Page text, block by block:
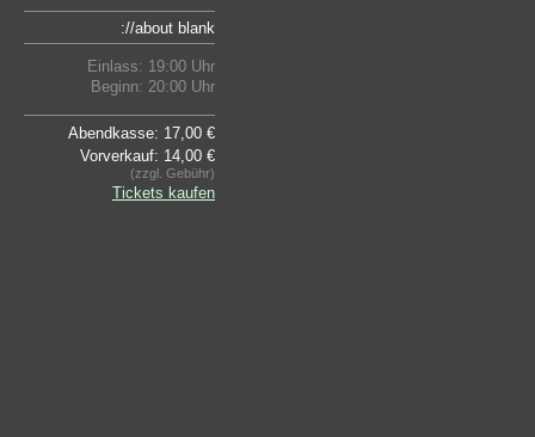
://about blank
Einlass: 19:00 Uhr
Beginn: 20:00 Uhr
Abendkasse: 17,00 €
Vorverkauf: 14,00 €
(zzgl. Gebühr)
Tickets kaufen